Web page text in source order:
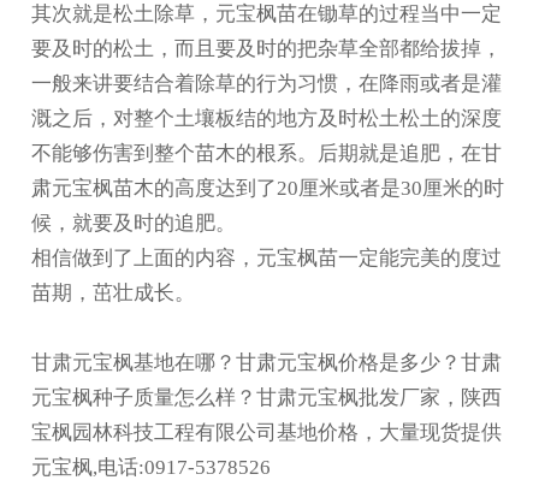
其次就是松土除草，元宝枫苗在锄草的过程当中一定
要及时的松土，而且要及时的把杂草全部都给拔掉，
一般来讲要结合着除草的行为习惯，在降雨或者是灌
溉之后，对整个土壤板结的地方及时松土松土的深度
不能够伤害到整个苗木的根系。后期就是追肥，在甘
肃元宝枫苗木的高度达到了20厘米或者是30厘米的时
候，就要及时的追肥。
相信做到了上面的内容，元宝枫苗一定能完美的度过
苗期，茁壮成长。
甘肃元宝枫基地在哪？甘肃元宝枫价格是多少？甘肃
元宝枫种子质量怎么样？甘肃元宝枫批发厂家，陕西
宝枫园林科技工程有限公司基地价格，大量现货提供
元宝枫,电话:0917-5378526